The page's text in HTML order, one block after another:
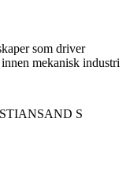
som driver
mekanisk industri
S